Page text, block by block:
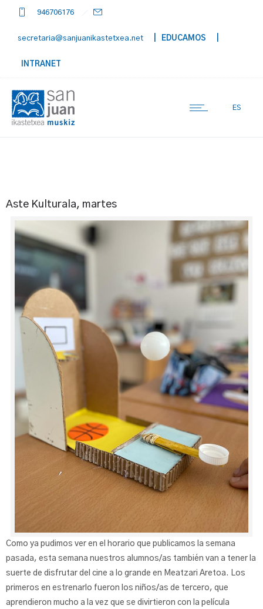
946706176
secretaria@sanjuanikastetxea.net | EDUCAMOS
INTRANET
ES
Aste Kulturala, martes
Como ya pudimos ver en el horario que publicamos la semana
pasada, esta semana nuestros alumnos/as también van a tener la
suerte de disfrutar del cine a lo grande en Meatzari Aretoa. Los
primeros en estrenarlo fueron los niños/as de tercero, que
aprendieron mucho a la vez que se divirtieron con la película